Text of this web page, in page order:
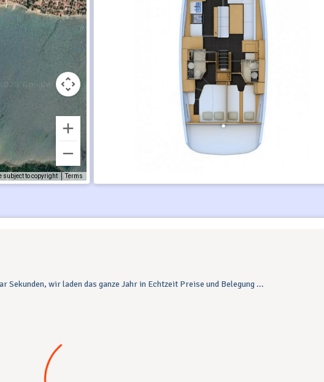
subject to copyright Terms
Sekunden, wir laden das ganze Jahr in Echtzeit Preise und Belegung ...